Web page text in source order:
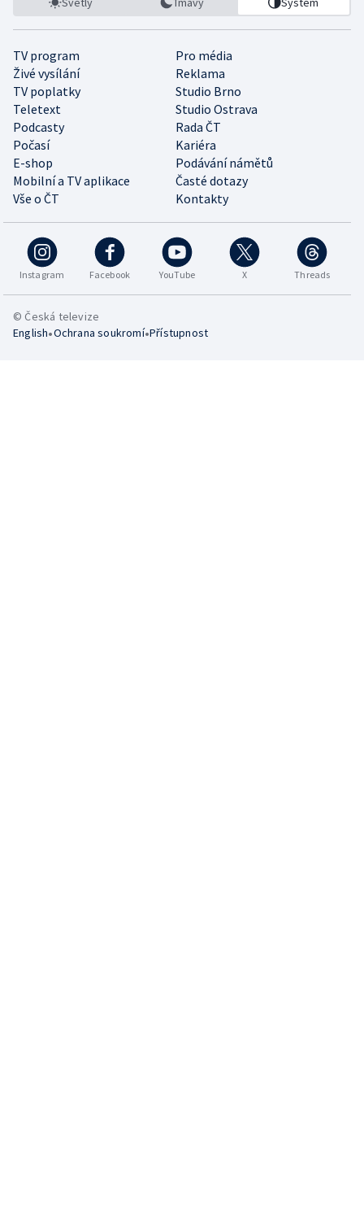
TV program
Pro média
Živé vysílání
Reklama
TV poplatky
Studio Brno
Teletext
Studio Ostrava
Podcasty
Rada ČT
Počasí
Kariéra
E-shop
Podávání námětů
Mobilní a TV aplikace
Časté dotazy
Vše o ČT
Kontakty
Instagram Facebook YouTube X Threads
© Česká televize
English•Ochrana soukromí•Přístupnost